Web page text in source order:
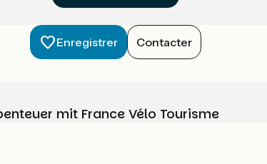
Enregistrer Contacter
mit France Vélo Tourisme